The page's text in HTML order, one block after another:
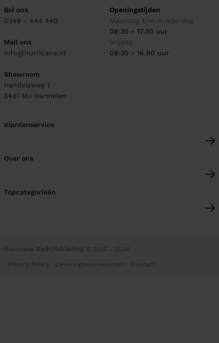
Bel ons
0348 - 444 440
Mail ons
info@hurricane.nl
Showroom
Handelsweg 1
3481 MJ Harmelen
Openingstijden
Maandag t/m donderdag
08:30 - 17.30 uur
Vrijdag
08:30 - 16.00 uur
Klantenservice
Over ons
Topcategorieën
Hurricane Bedrijfskleding © 2013 - 2026
Privacy Policy Leveringsvoorwaarden Contact